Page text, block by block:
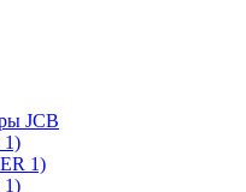
JCB
1)
1)
1)